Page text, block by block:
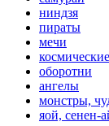
ниндзя
пираты
мечи
оборотни
ангелы
монстры,
яой, сенен-